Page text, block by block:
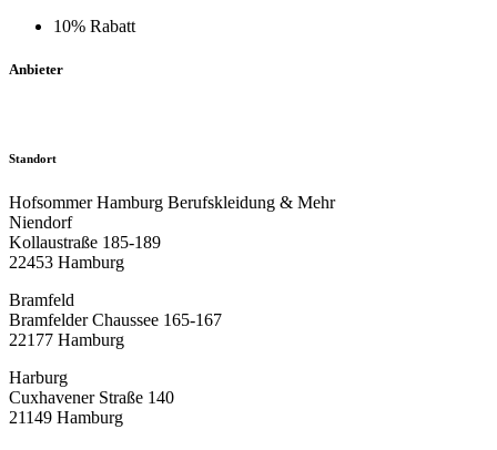
10% Rabatt
Anbieter
Standort
Hofsommer Hamburg Berufskleidung & Mehr
Niendorf
Kollaustraße 185-189
22453 Hamburg
Bramfeld
Bramfelder Chaussee 165-167
22177 Hamburg
Harburg
Cuxhavener Straße 140
21149 Hamburg